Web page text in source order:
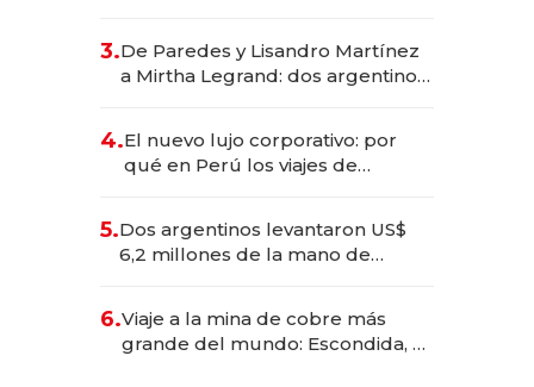
las marcas "fast premium"
3.De Paredes y Lisandro Martínez
a Mirtha Legrand: dos argentinos
4.El nuevo lujo corporativo: por
qué en Perú los viajes de
para convertirse en experiencias
transformadoras
5.Dos argentinos levantaron US$
6,2 millones de la mano de
6.Viaje a la mina de cobre más
grande del mundo: Escondida, el